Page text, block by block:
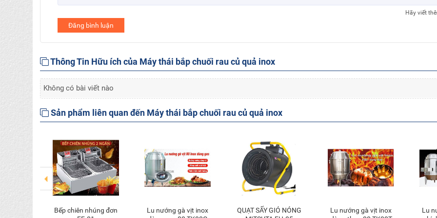
Hãy viết
Đăng bình luận
Thông Tin Hữu ích của Máy thái bắp chuối rau củ quả inox
Không có bài viết nào
Sản phẩm liên quan đến Máy thái bắp chuối rau củ quả inox
Bếp chiên nhúng đơn
Thêm vào giỏ
Lu nướng gà vịt inox
Thêm vào giỏ
QUẠT SẤY GIÓ NÓNG
Thêm vào giỏ
Lu nướng gà vịt inox
Lu nướng gà vịt inox